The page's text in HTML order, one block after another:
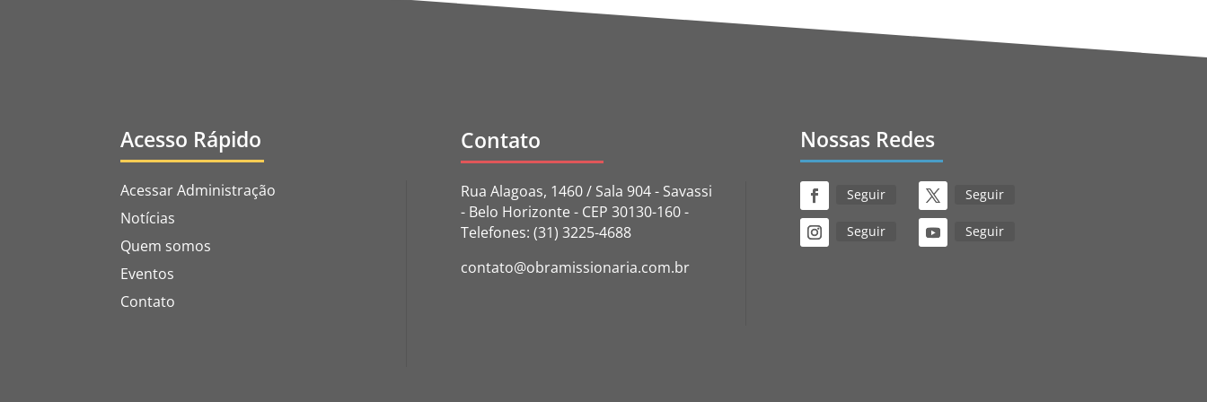
Acesso Rápido
Acessar Administração
Notícias
Quem somos
Eventos
Contato
Contato
Rua Alagoas, 1460 / Sala 904 - Savassi
- Belo Horizonte - CEP 30130-160 -
Telefones: (31) 3225-4688
contato@obramissionaria.com.br
Nossas Redes
Seguir Seguir
Seguir Seguir